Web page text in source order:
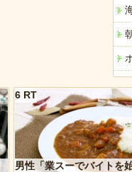
6 RT
男性「業スーでバイトを